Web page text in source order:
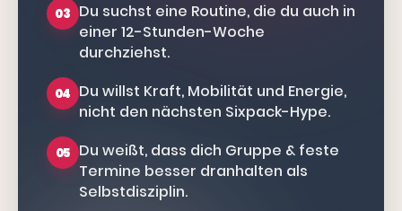
03 Du suchst eine Routine, die du auch in
einer 12-Stunden-Woche
durchziehst.
04 Du willst Kraft, Mobilität und Energie,
nicht den nächsten Sixpack-Hype.
05 Du weißt, dass dich Gruppe & feste
Termine besser dranhalten als
Selbstdisziplin.